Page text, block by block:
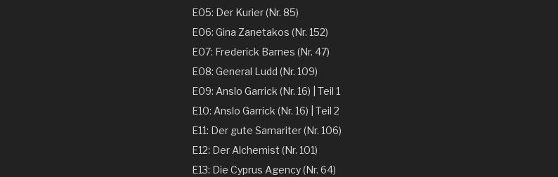
E05: Der Kurier (Nr. 85)
E06: Gina Zanetakos (Nr. 152)
E07: Frederick Barnes (Nr. 47)
E08: General Ludd (Nr. 109)
E09: Anslo Garrick (Nr. 16) | Teil 1
E10: Anslo Garrick (Nr. 16) | Teil 2
E11: Der gute Samariter (Nr. 106)
E12: Der Alchemist (Nr. 101)
E13: Die Cyprus Agency (Nr. 64)